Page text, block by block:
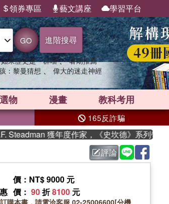
領券專區 藝文講座 學習平台
GO 進階搜尋
如果歷史是一群喵 、 暑期推薦
：黎曼猜想 、 偉大的迷走神經
物 漫畫 教科考用
165反詐騙
獲年度作家，《史坎德》系列帶你踏上
評論
價 ：NT$ 9000 元
價 ： 90折8100 元
購本書，請電洽客服 02-25006600[分機